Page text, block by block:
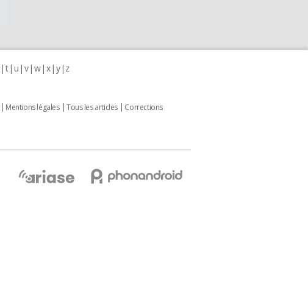
t u v w x y z
Mentions légales Tous les articles
Corrections